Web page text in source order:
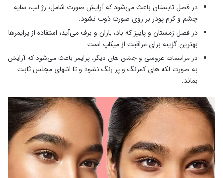
در فصل تابستان باعث می‌شود که آرایش صورت شامل، رژ لب، سایه
چشم و کرم پودر بر روی صورت ذوب نشود.
در فصل زمستان و پاییز که باد، باران و برف می‌آید؛ استفاده از پرایمرها
بهترین گزینه برای مراقبت از میکاپ است.
در مراسمات عروسی و جشن های دیگر، پرایمر باعث می‌شود که آرایش
به صورت لکه های کمرنگ و پر رنگ نشود و تا انتهای مجلس ثابت
بماند.